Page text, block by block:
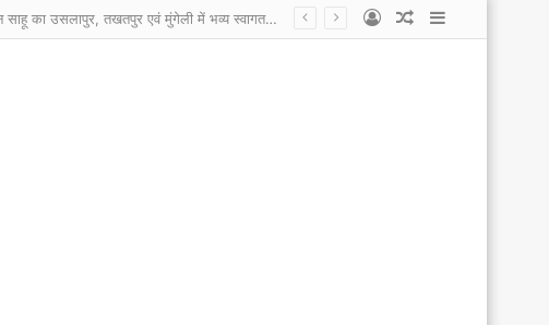
कोटा नगरपालिका के कर्मचारी हड़ताल पर, सांसद प्रतिनिधि, एल्डरमैन पर लगाए आरोप कहा काम नहीं करने देते, एल्डरमैन और सांसद प्रतिनिधि ने कहा कर्मचारी कई साल से यहां टिके है इसलिए काम करना नहीं चाहते । Sidebar
Random
Log